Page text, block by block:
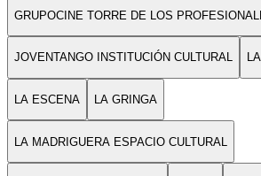
GRUPOCINE TORRE DE LOS
JOVENTANGO INSTITUCIÓN CULTURAL
LA ESCENA LA GRINGA
LA MADRIGUERA ESPACIO CULTURAL